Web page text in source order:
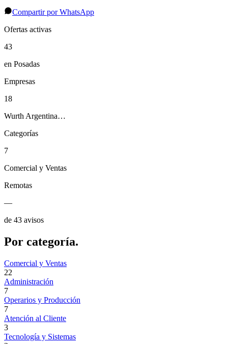
Compartir por WhatsApp
Ofertas activas
43
en Posadas
Empresas
18
Wurth Argentina…
Categorías
7
Comercial y Ventas
Remotas
—
de 43 avisos
Por categoría.
Comercial y Ventas
22
Administración
7
Operarios y Producción
7
Atención al Cliente
3
Tecnología y Sistemas